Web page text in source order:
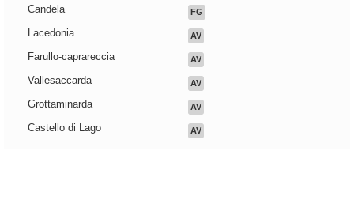
Candela FG
Lacedonia AV
Farullo-caprareccia AV
Vallesaccarda AV
Grottaminarda AV
Castello di Lago AV